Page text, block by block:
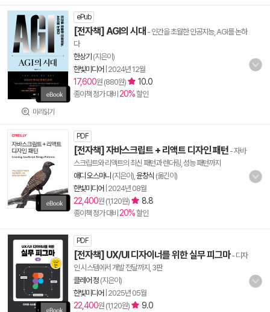
미리읽기
ePub
[전자책] AGI의 시대 - 인간을 초월한 인공지능, AGI를 논하
다
한상기 (지은이)
한빛미디어 2024년 12월
17,600원 (880원) 10.0
종이책 정가 대비 20%할인
PDF
[전자책] 자바스크립트 + 리액트 디자인 패턴 - 자바
스크립트와 리액트의 최신 패턴과 렌더링, 성능 패턴까지
애디 오스마니 (지은이), 윤창식 (옮긴이)
한빛미디어 2024년 08월
22,400원 (1,120원) 8.8
종이책 정가 대비 20%할인
PDF
[전자책] UX/UI 디자이너를 위한 실무 피그마- 디자
인 시스템에서 개발 전달까지, 3판
클레어 정 (지은이)
한빛미디어 2025년 05월
22,400원 (1,120원) 9.0